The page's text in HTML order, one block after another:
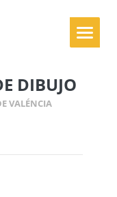
DIBUJO
VALÉNCIA